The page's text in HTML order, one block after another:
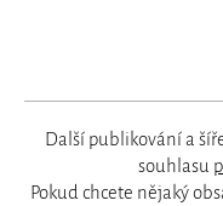
Další publikování a
souhlasu
Pokud chcete nějaký